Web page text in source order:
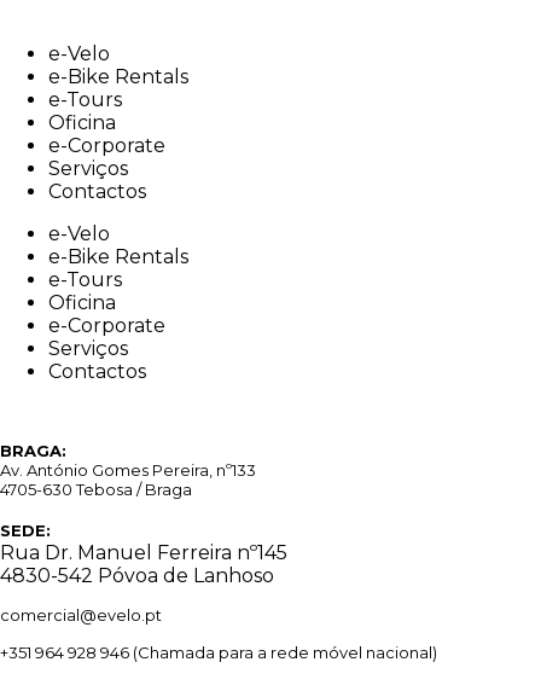
contente-Velo
e-Bike Rentals
e-Tours
Oficina
e-Corporate
Serviços
Contactos
e-Velo
e-Bike Rentals
e-Tours
Oficina
e-Corporate
Serviços
Contactos
BRAGA:
Av. António Gomes Pereira, nº133
4705-630 Tebosa / Braga
SEDE:
Rua Dr. Manuel Ferreira nº145
4830-542 Póvoa de Lanhoso
comercial@evelo.pt
+351 964 928 946 (Chamada para a rede móvel nacional)